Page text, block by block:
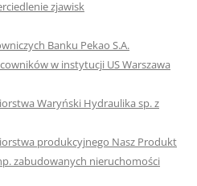
zjawisk
Banku Pekao S.A.
w instytucji US Warszawa
Waryński Hydraulika sp. z
produkcyjnego Nasz Produkt
zabudowanych nieruchomości